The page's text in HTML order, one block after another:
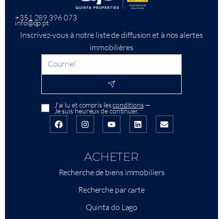
+351 289 396 073
info@qp.pt
Inscrivez-vous à notre liste de diffusion et à nos alertes
immobilières
J'ai lu et compris lesconditions—
Je suis heureux de continuer.
ACHETER
Recherche de biens immobiliers
Recherche par carte
Quinta do Lago